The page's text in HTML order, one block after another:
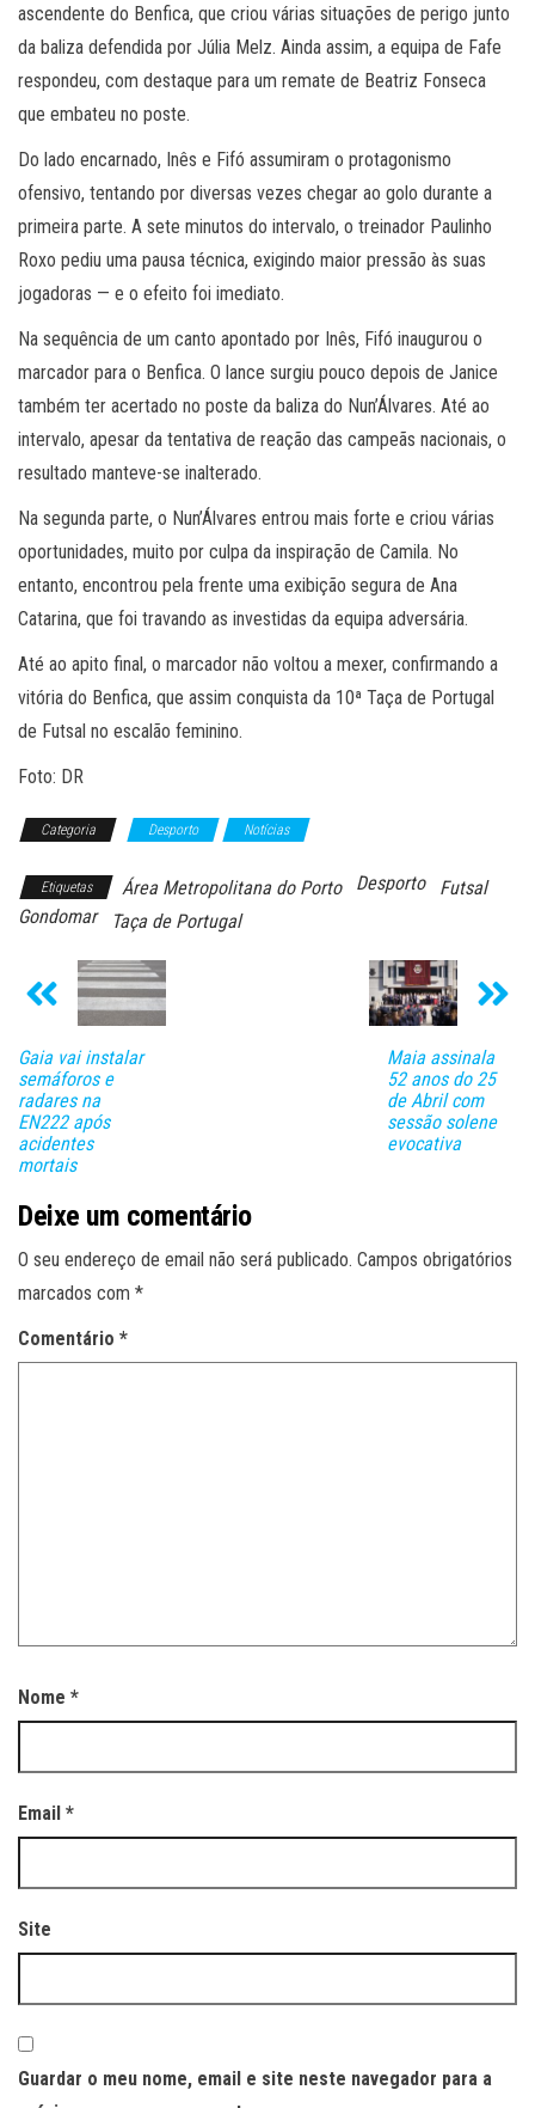
ascendente do Benfica, que criou várias situações de perigo junto
da baliza defendida por Júlia Melz. Ainda assim, a equipa de Fafe
respondeu, com destaque para um remate de Beatriz Fonseca
que embateu no poste.
Do lado encarnado, Inês e Fifó assumiram o protagonismo
ofensivo, tentando por diversas vezes chegar ao golo durante a
primeira parte. A sete minutos do intervalo, o treinador Paulinho
Roxo pediu uma pausa técnica, exigindo maior pressão às suas
jogadoras — e o efeito foi imediato.
Na sequência de um canto apontado por Inês, Fifó inaugurou o
marcador para o Benfica. O lance surgiu pouco depois de Janice
também ter acertado no poste da baliza do Nun’Álvares. Até ao
intervalo, apesar da tentativa de reação das campeãs nacionais, o
resultado manteve-se inalterado.
Na segunda parte, o Nun’Álvares entrou mais forte e criou várias
oportunidades, muito por culpa da inspiração de Camila. No
entanto, encontrou pela frente uma exibição segura de Ana
Catarina, que foi travando as investidas da equipa adversária.
Até ao apito final, o marcador não voltou a mexer, confirmando a
vitória do Benfica, que assim conquista da 10ª Taça de Portugal
de Futsal no escalão feminino.
Foto: DR
Categoria Desporto Notícias
Etiquetas Área Metropolitana do Porto Desporto
Futsal
Gondomar
Taça de Portugal
Gaia vai instalar
semáforos e
radares na
EN222 após
acidentes
mortais
Maia assinala
52 anos do 25
de Abril com
sessão solene
evocativa
Deixe um comentário
O seu endereço de email não será publicado. Campos obrigatórios
marcados com *
Comentário *
Nome *
Email *
Site
Guardar o meu nome, email e site neste navegador para a